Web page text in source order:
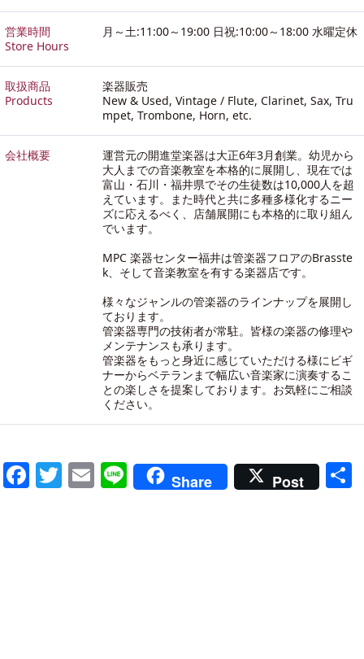
営業時間
Store Hours
月～土:11:00～19:00 日祝:10:00～18:00 水曜定休
取扱商品
Products
楽器販売
New & Used, Vintage / Flute, Clarinet, Sax, Tru
mpet, Trombone, Horn, etc.
会社概要
運営元の開進堂楽器は大正6年3月創業。幼児から
大人までの音楽教室を本格的に展開し、現在では
富山・石川・福井県でその生徒数は10,000人を超
えています。また時代と共に多種多様化するニー
ズに応えるべく、店舗展開にも本格的に取り組ん
でいます。
MPC 楽器センター福井は管楽器フロアのBrasste
k、そして音楽教室を有する楽器店です。
様々なジャンルの管楽器のラインナップを展開し
ております。
管楽器専門の技術者が常駐。皆様の楽器の修理や
メンテナンスも承ります。
管楽器をもっと身近に感じていただける様にビギ
ナーからベテランまで幅広い音楽家に演奏するこ
との楽しさを提案しております。お気軽にご相談
ください。
Facebook
Twitter
Email
LineShare Post